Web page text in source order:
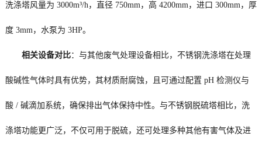
洗涤塔风量为 3000m³/h，直径 750mm，高 4200mm，进口 300mm，厚
度 3mm，水泵为 3HP。
相关设备对比：与其他废气处理设备相比，不锈钢洗涤塔在处理
酸碱性气体时具有优势，其材质耐腐蚀，且可通过配置 pH 检测仪与
酸 / 碱滴加系统，确保排出气体保持中性。与不锈钢脱硫塔相比，洗
涤塔功能更广泛，不仅可用于脱硫，还可处理多种其他有害气体及进